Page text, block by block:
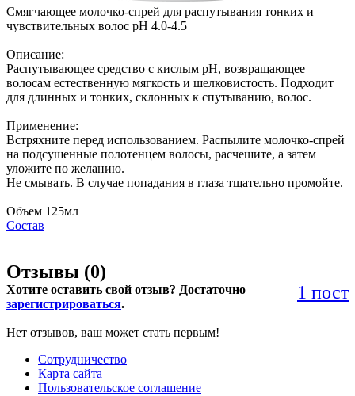
Смягчающее молочко-спрей для распутывания тонких и
чувствительных волос pH 4.0-4.5
Описание:
Распутывающее средство с кислым pH, возвращающее
волосам естественную мягкость и шелковистость. Подходит
для длинных и тонких, склонных к спутыванию, волос.
Применение:
Встряхните перед использованием. Распылите молочко-спрей
на подсушенные полотенцем волосы, расчешите, а затем
уложите по желанию.
Не смывать. В случае попадания в глаза тщательно промойте.
Объем 125мл
Состав
Отзывы (0)
1 пост
Хотите оставить свой отзыв? Достаточно
зарегистрироваться.
Нет отзывов, ваш может стать первым!
Сотрудничество
Карта сайта
Пользовательское соглашение